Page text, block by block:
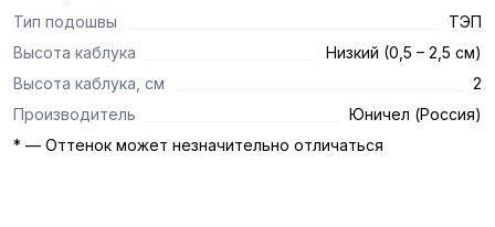
Тип подошвы
ТЭП
Высота каблука
Низкий (0,5 – 2,5 см)
Высота каблука, см
2
Производитель
Юничел (Россия)
* — Оттенок может незначительно отличаться